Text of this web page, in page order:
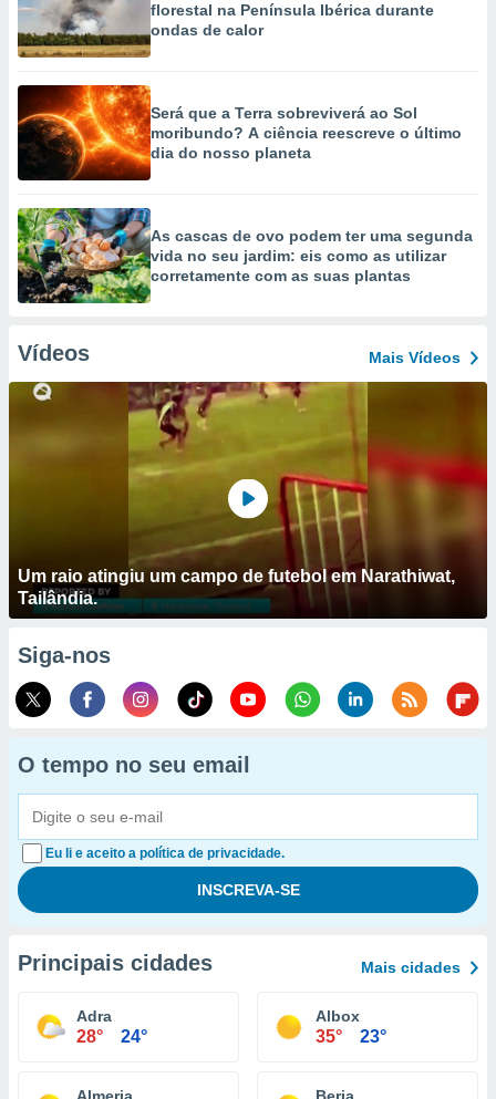
florestal na Península Ibérica durante
ondas de calor
Será que a Terra sobreviverá ao Sol
moribundo? A ciência reescreve o último
dia do nosso planeta
As cascas de ovo podem ter uma segunda
vida no seu jardim: eis como as utilizar
corretamente com as suas plantas
Vídeos Mais Vídeos
Um raio atingiu um campo de futebol em Narathiwat,
Tailândia.
Siga-nos
O tempo no seu email
Eu li e aceito a política de privacidade.
Principais cidades Mais cidades
Adra
28° 24°
Albox
35° 23°